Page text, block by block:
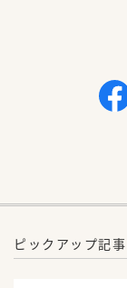
ピックアップ記事